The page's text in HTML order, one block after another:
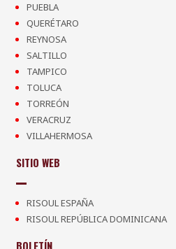
PUEBLA
QUERÉTARO
REYNOSA
SALTILLO
TAMPICO
TOLUCA
TORREÓN
VERACRUZ
VILLAHERMOSA
SITIO WEB
RISOUL ESPAÑA
RISOUL REPÚBLICA DOMINICANA
BOLETÍN